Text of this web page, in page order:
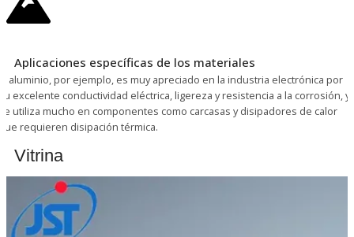
Aplicaciones específicas de los materiales
aluminio, por ejemplo, es muy apreciado en la industria electrónica por
excelente conductividad eléctrica, ligereza y resistencia a la corrosión, y
utiliza mucho en componentes como carcasas y disipadores de calor
requieren disipación térmica.
Vitrina